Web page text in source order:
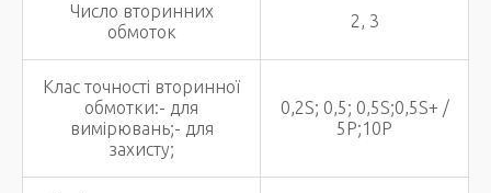
Число вторинних
обмоток
2, 3
Клас точності вторинної
обмотки:- для
вимірювань;- для
захисту;
0,2S; 0,5; 0,5S;0,5S+ /
5P;10P